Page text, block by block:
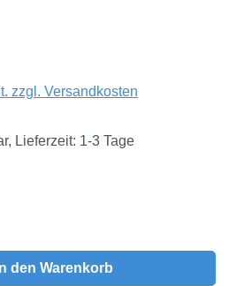
zzgl. Versandkosten
Lieferzeit: 1-3 Tage
Gib den gewünschten
In den Warenkorb